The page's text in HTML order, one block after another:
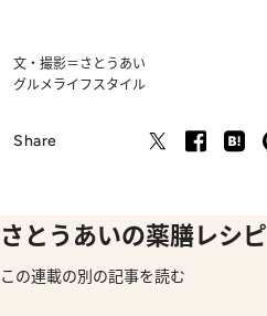
文・撮影＝さとうあい
グルメライフスタイル
Share
さとうあいの薬膳レシピ
この連載の別の記事を読む